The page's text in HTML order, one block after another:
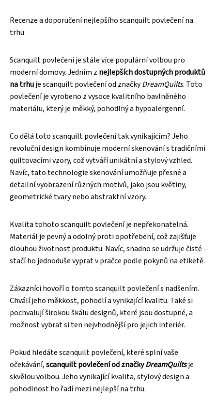
Recenze a doporučení nejlepšího scanquilt povlečení na
trhu
Scanquilt povlečení je stále více populární volbou pro
moderní domovy. Jedním z nejlepších dostupných produktů
na trhuje scanquilt povlečení od značkyDreamQuilts. Toto
povlečení je vyrobeno z vysoce kvalitního bavlněného
materiálu, který je měkký, pohodlný a hypoalergenní.
Co dělá toto scanquilt povlečení tak vynikajícím? Jeho
revoluční design kombinuje moderní skenování s tradičními
quiltovacími vzory, což vytváří unikátní a stylový vzhled.
Navíc, tato technologie skenování umožňuje přesné a
detailní vyobrazení různých motivů, jako jsou květiny,
geometrické tvary nebo abstraktní vzory.
Kvalita tohoto scanquilt povlečení je nepřekonatelná.
Materiál je pevný a odolný proti opotřebení, což zajišťuje
dlouhou životnost produktu. Navíc, snadno se udržuje čisté -
stačí ho jednoduše vyprat v pračce podle pokynů na etiketě.
Zákazníci hovoří o tomto scanquilt povlečení s nadšením.
Chválí jeho měkkost, pohodlí a vynikající kvalitu. Také si
pochvalují širokou škálu designů, které jsou dostupné, a
možnost vybrat si ten nejvhodnější pro jejich interiér.
Pokud hledáte scanquilt povlečení, které splní vaše
očekávání,scanquilt povlečení od značkyDreamQuiltsje
skvělou volbou. Jeho vynikající kvalita, stylový design a
pohodlnost ho řadí mezi nejlepší na trhu.